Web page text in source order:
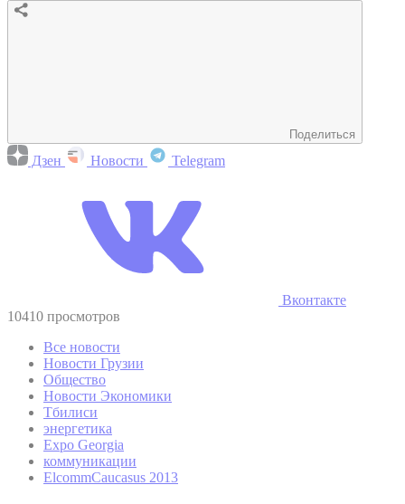
Поделиться
Дзен Новости Telegram
Вконтакте
10410 просмотров
Все новости
Новости Грузии
Общество
Новости Экономики
Тбилиси
энергетика
Expo Georgia
коммуникации
ElcommCaucasus 2013